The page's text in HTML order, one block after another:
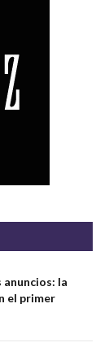
anuncios: la
el primer